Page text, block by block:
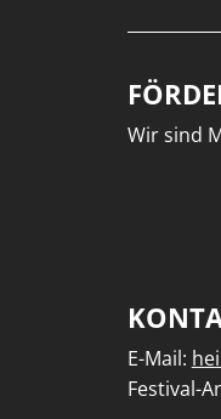
Wir sind
E-Mail:
Festival-